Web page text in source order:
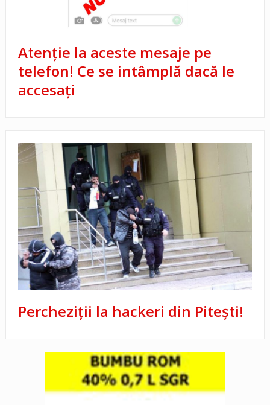
Atenție la aceste mesaje pe
telefon! Ce se intâmplă dacă le
accesați
Percheziții la hackeri din Pitești!